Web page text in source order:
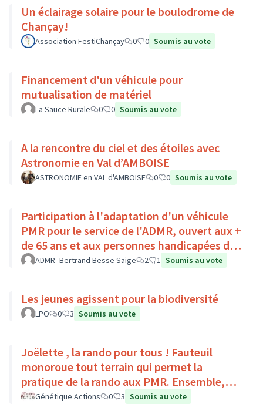
Un éclairage solaire pour le boulodrome de
Chançay!
Association FestiChançay 0 0 Soumis au vote
Financement d'un véhicule pour
mutualisation de matériel
La Sauce Rurale 0 0 Soumis au vote
A la rencontre du ciel et des étoiles avec
Astronomie en Val d’AMBOISE
ASTRONOMIE en VAL d'AMBOISE 0 0 Soumis au vote
Participation à l'adaptation d'un véhicule
PMR pour le service de l'ADMR, ouvert aux +
de 65 ans et aux personnes handicapées du
Pays Loire-Touraine.
ADMR- Bertrand Besse Saige 2 1 Soumis au vote
Les jeunes agissent pour la biodiversité
LPO 0 3 Soumis au vote
Joëlette , la rando pour tous ! Fauteuil
monoroue tout terrain qui permet la
pratique de la rando aux PMR. Ensemble,
faisons du sport :)
Génétique Actions 0 3 Soumis au vote